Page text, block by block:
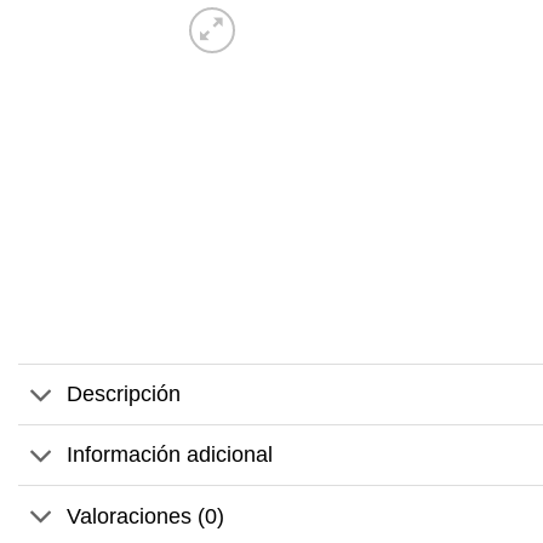
Descripción
Información adicional
Valoraciones (0)